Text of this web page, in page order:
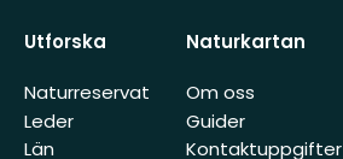
Utforska
Naturreservat
Leder
Län
Naturkartan
Om oss
Guider
Kontaktuppgifter